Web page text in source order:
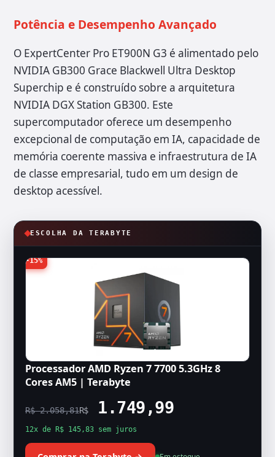
Potência e Desempenho Avançado
O ExpertCenter Pro ET900N G3 é alimentado pelo
NVIDIA GB300 Grace Blackwell Ultra Desktop
Superchip e é construído sobre a arquitetura
NVIDIA DGX Station GB300. Este
supercomputador oferece um desempenho
excepcional de computação em IA, capacidade de
memória coerente massiva e infraestrutura de IA
de classe empresarial, tudo em um design de
desktop acessível.
ESCOLHA DA TERABYTE
-15%
Processador AMD Ryzen 7 7700 5.3GHz 8
Cores AM5 | Terabyte
R$ 2.058,81R$1.749,99
12x de R$ 145,83 sem juros